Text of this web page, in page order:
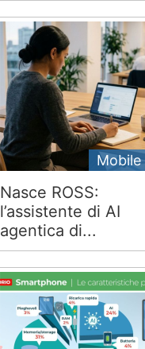
Mobile
Nasce ROSS:
l’assistente di AI
agentica di...